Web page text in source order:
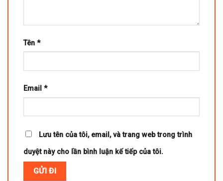
Tên *
Email *
Lưu tên của tôi, email, và trang web trong trình
duyệt này cho lần bình luận kế tiếp của tôi.